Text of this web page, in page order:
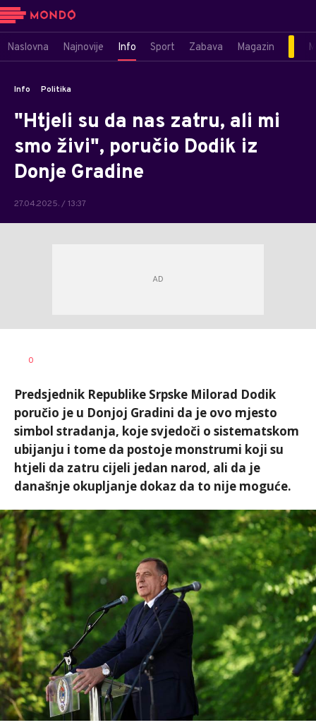
Naslovna Najnovije Info Sport Zabava Magazin
Info Politika
"Htjeli su da nas zatru, ali mi
smo živi", poručio Dodik iz
Donje Gradine
27.04.2025. / 13:37
AUTOR
0
Predsjednik Republike Srpske Milorad Dodik
poručio je u Donjoj Gradini da je ovo mjesto
simbol stradanja, koje svjedoči o sistematskom
ubijanju i tome da postoje monstrumi koji su
htjeli da zatru cijeli jedan narod, ali da je
današnje okupljanje dokaz da to nije moguće.